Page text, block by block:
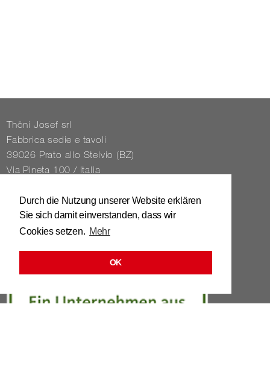
Durch die Nutzung unserer Website erklären
Sie sich damit einverstanden, dass wir
Cookies setzen. Mehr
OK
Thöni Josef srl
Fabbrica sedie e tavoli
39026 Prato allo Stelvio (BZ)
Via Pineta 100 / Italia
Tel. 0039 / 0473 / 61 62 43
info@​stuhl.​it